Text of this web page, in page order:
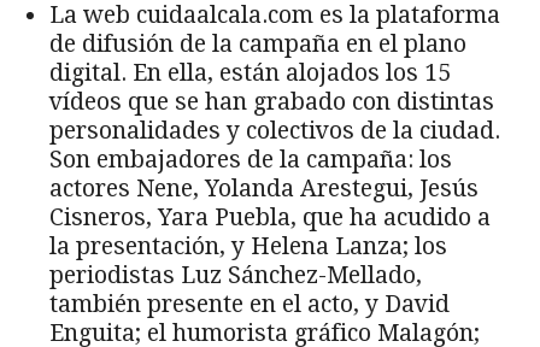
La web cuidaalcala.com es la plataforma
de difusión de la campaña en el plano
digital. En ella, están alojados los 15
vídeos que se han grabado con distintas
personalidades y colectivos de la ciudad.
Son embajadores de la campaña: los
actores Nene, Yolanda Arestegui, Jesús
Cisneros, Yara Puebla, que ha acudido a
la presentación, y Helena Lanza; los
periodistas Luz Sánchez-Mellado,
también presente en el acto, y David
Enguita; el humorista gráfico Malagón;